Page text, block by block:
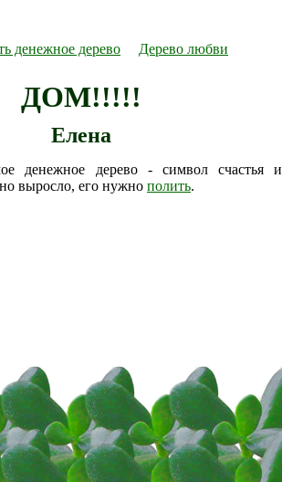
денежное дерево Дерево любви
ДОМ!!!!!
Елена
денежное дерево - символ счастья и
выросло, его нужно полить.